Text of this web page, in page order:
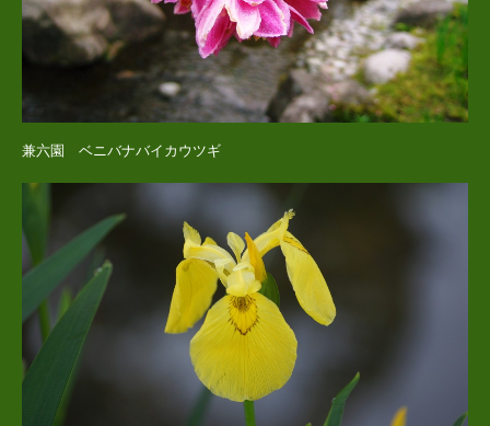
兼六園 ベニバナバイカウツギ